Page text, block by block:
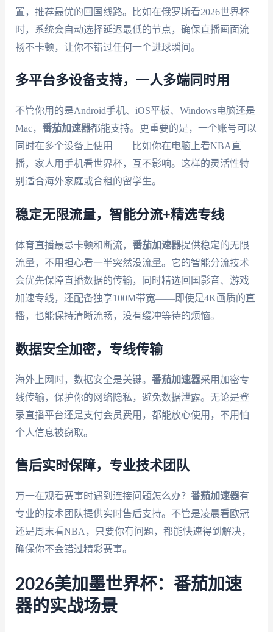
置，推荐最优的回国线路。比如在俄罗斯看2026世界杯
时，系统会自动选择延迟最低的节点，确保直播画面流
畅不卡顿，让你不错过任何一个进球瞬间。
多平台多设备支持，一人多端同时用
不管你用的是Android手机、iOS平板、Windows电脑还是
Mac， 番茄加速器都能支持。更重要的是，一个账号可以
同时在多个设备上使用——比如你在电脑上看NBA直
播，家人用手机看世界杯，互不影响。这样的灵活性特
别适合海外家庭或合租的留学生。
稳定无限流量，智能分流+精选专线
体育直播最忌卡顿和断流， 番茄加速器提供稳定的无限
流量，不用担心看一半突然没流量。它的智能分流技术
会优先保障直播数据的传输，同时精选回国影音、游戏
加速专线，还配备独享100M带宽——即使是4K画质的直
播，也能保持清晰流畅，没有缓冲等待的烦恼。
数据安全加密，专线传输
海外上网时，数据安全是关键。 番茄加速器采用加密专
线传输，保护你的网络隐私，避免数据泄露。无论是登
录直播平台还是支付会员费用，都能放心使用，不用怕
个人信息被窃取。
售后实时保障，专业技术团队
万一在观看赛事时遇到连接问题怎么办？ 番茄加速器有
专业的技术团队提供实时售后支持。不管是凌晨看欧冠
还是周末看NBA，只要你有问题，都能快速得到解决，
确保你不会错过精彩赛事。
2026美加墨世界杯：番茄加速
器的实战场景